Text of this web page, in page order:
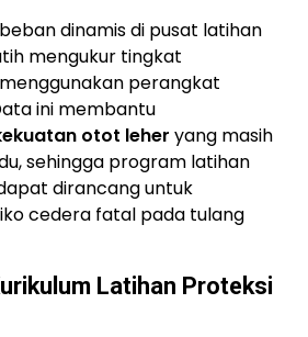
dinamis di pusat latihan
mengukur tingkat
perangkat
ini membantu
otot leher yang masih
sehingga program latihan
dirancang untuk
cedera fatal pada tulang
Latihan Proteksi